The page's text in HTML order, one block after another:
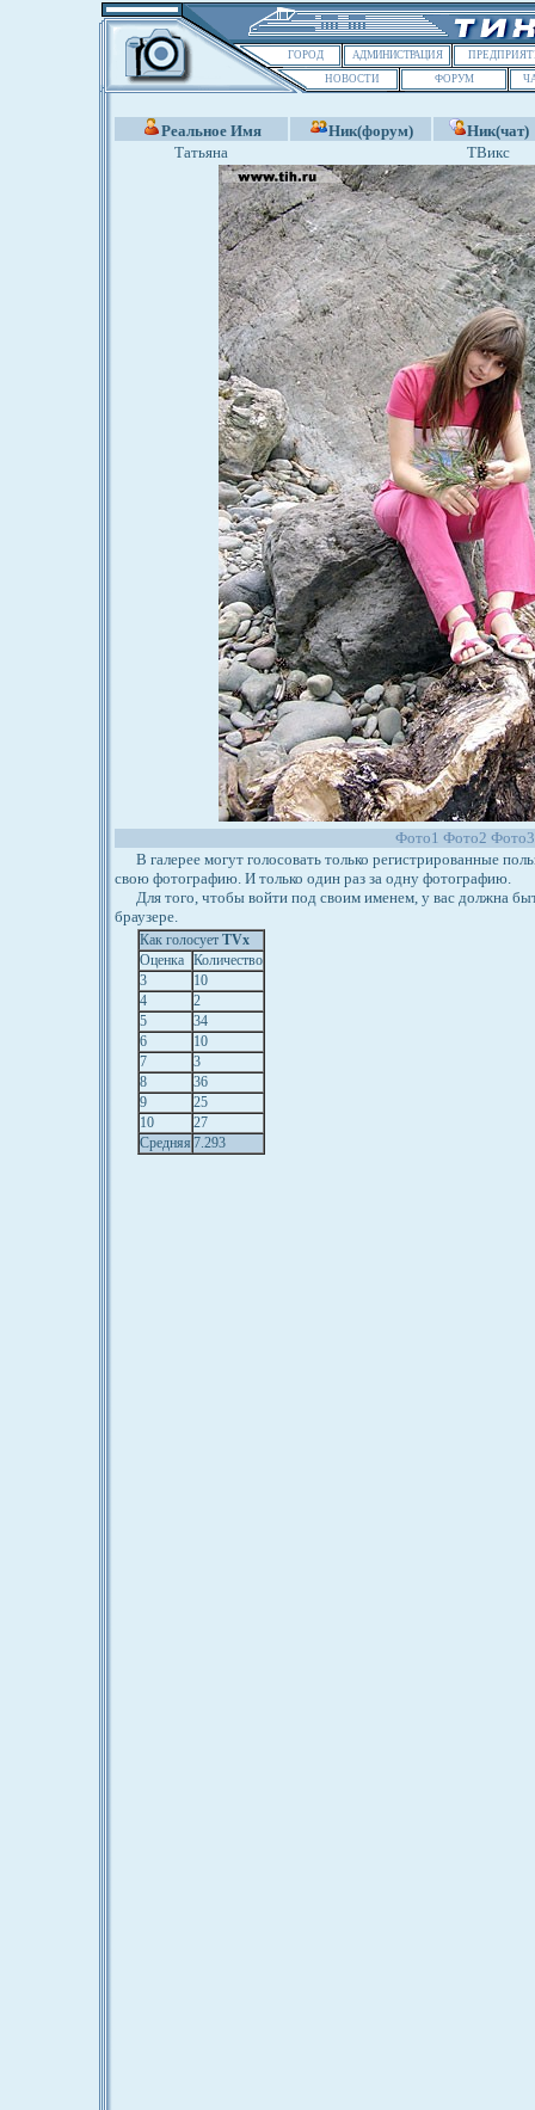
ГОРОД АДМИНИСТРАЦИЯ
НОВОСТИ
ФОРУМ
Реальное Имя Ник(форум)
Ник(чат)
Татьяна
ТВикс
Фото1 Фото2 Фото3
В галерее могут голосовать только регистрированные
свою фотографию. И только один раз за одну фотографию.
Для того, чтобы войти под своим именем, у вас должна
браузере.
Как голосует TVx
Оценка Количество
3
10
4
2
5
34
6
10
7
3
8
36
9
25
10
27
Средняя 7.293